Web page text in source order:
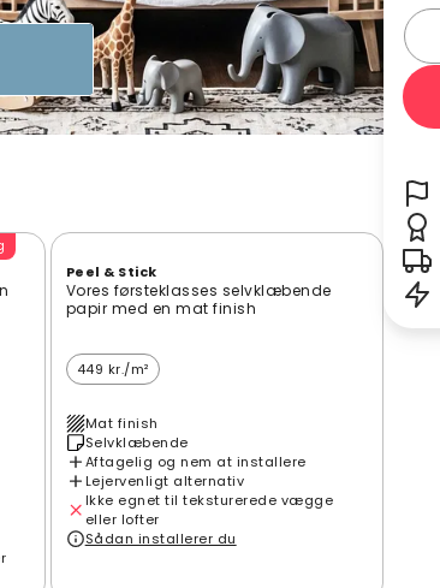
Peel & Stick
Vores førsteklasses selvklæbende
papir med en mat finish
449 kr./m²
Mat finish
Selvklæbende
Aftagelig og nem at installere
Lejervenligt alternativ
Ikke egnet til teksturerede vægge
eller lofter
Sådan installerer du